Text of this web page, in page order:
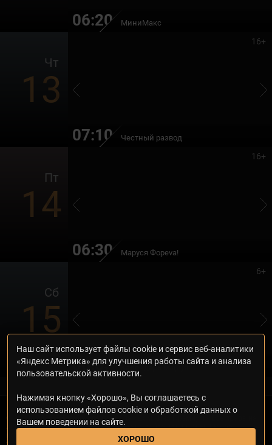
06:20 МиниМакс
Чт
13
16+
07:10 Честный развод
Пт
14
16+
06:30 Маруся Фоpeva!
Сб
15
6+
06:55 Календарь ма(й)я
© 2000—2026. Редакция телеканала «Дом кино Премиум». Все права на
любые материалы, опубликованные на сайте, защищены. Любое
использование материалов возможно только с согласия Редакции
Наш сайт использует файлы cookie и сервис веб-аналитики
«Яндекс Метрика» для улучшения работы сайта и анализа
пользовательской активности.
Нажимая кнопку «Хорошо», Вы соглашаетесь с
использованием файлов cookie и обработкой данных о
Вашем поведении на сайте.
ХОРОШО